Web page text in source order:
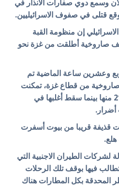
وسمع دوي صفارات الانذار في
قتلى في صفوف الاسرائيليين.
إن منظومة القبة
صاروخية أطلقت من غزة نحو
وعشرين ساعة الماضية تم
من 140 قذيفة صاروخية من قطاع غزة، تمكنت
القبة الحديدية من اسقاط 21 منها بينما سقط أغلبها في
قذيفة قريبا من بيوت أسفرت
الطيران الاجنبية التي
فيها بوقف تلك الرحلات
المحدقة بكل المطارات هناك